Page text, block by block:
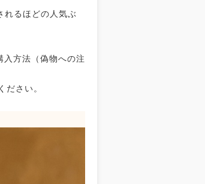
れるほどの人気ぶ
方法（偽物への注
さい。